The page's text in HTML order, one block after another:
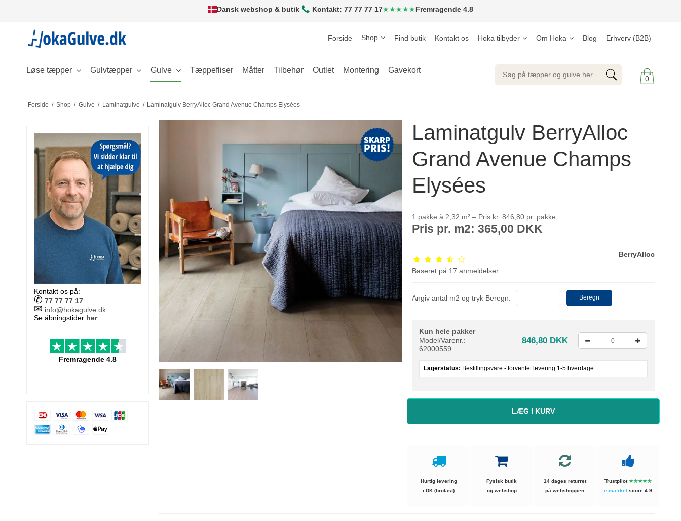
Dansk webshop & butik Kontakt: 77 77 77 17★★★★★Fremragende 4.8
Forside Shop Find butik Kontakt os Hoka tilbyder Om Hoka Blog Erhverv (B2B)
0
Løse tæpper Gulvtæpper Gulve Tæppefliser Måtter Tilbehør Outlet Montering Gavekort
Forside / Shop / Gulve / Laminatgulve / Laminatgulv BerryAlloc Grand Avenue Champs Elysées
Kontakt os på:
✆ 77 77 77 17
✉ info@hokagulve.dk
Se åbningstider her
Fremragende 4.8
Laminatgulv BerryAlloc
Grand Avenue Champs
Elysées
1 pakke à 2,32 m² – Pris kr. 846,80 pr. pakke
Pris pr. m2: 365,00 DKK
Baseret på 17 anmeldelser
BerryAlloc
Kun hele pakker
Model/Varenr.:
62000559
846,80 DKK
Lagerstatus: Bestillingsvare - forventet levering 1-5 hverdage
Angiv antal m2 og tryk Beregn: Beregn
LÆG I KURV
Hurtig levering
i DK (brofast)
Fysisk butik
og webshop
14 dages returret
på webshoppen
Trustpilot★★★★★
e-mærketscore 4.9